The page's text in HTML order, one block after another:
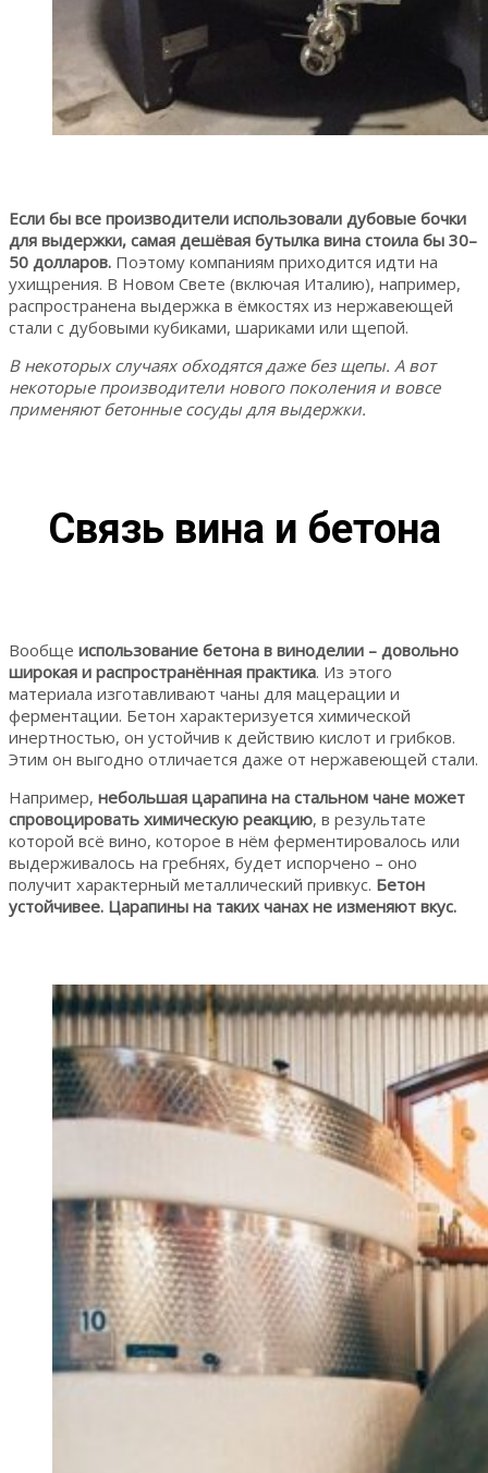
Если бы все производители использовали дубовые бочки
для выдержки, самая дешёвая бутылка вина стоила бы 30–
50 долларов. Поэтому компаниям приходится идти на
ухищрения. В Новом Свете (включая Италию), например,
распространена выдержка в ёмкостях из нержавеющей
стали с дубовыми кубиками, шариками или щепой.
В некоторых случаях обходятся даже без щепы. А вот
некоторые производители нового поколения и вовсе
применяют бетонные сосуды для выдержки.
Связь вина и бетона
Вообще использование бетона в виноделии – довольно
широкая и распространённая практика. Из этого
материала изготавливают чаны для мацерации и
ферментации. Бетон характеризуется химической
инертностью, он устойчив к действию кислот и грибков.
Этим он выгодно отличается даже от нержавеющей стали.
Например, небольшая царапина на стальном чане может
спровоцировать химическую реакцию, в результате
которой всё вино, которое в нём ферментировалось или
выдерживалось на гребнях, будет испорчено – оно
получит характерный металлический привкус. Бетон
устойчивее. Царапины на таких чанах не изменяют вкус.